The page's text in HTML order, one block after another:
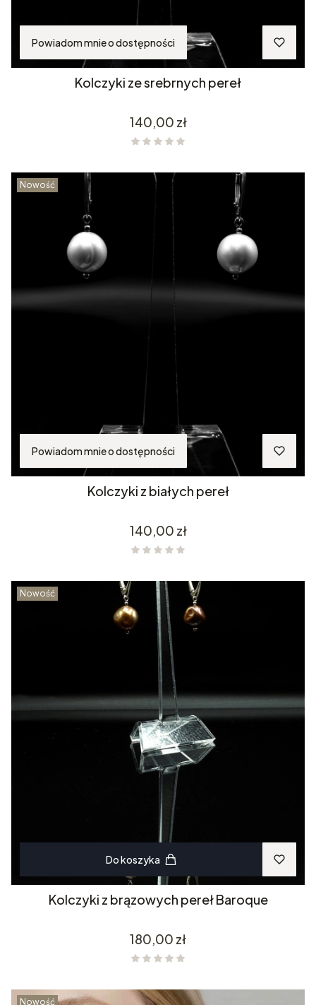
Powiadom mnie o dostępności
Kolczyki ze srebrnych pereł
Cena
140,00 zł
Nowość
Powiadom mnie o dostępności
Kolczyki z białych pereł
Cena
140,00 zł
Nowość
Do koszyka
Kolczyki z brązowych pereł Baroque
Cena
180,00 zł
Nowość